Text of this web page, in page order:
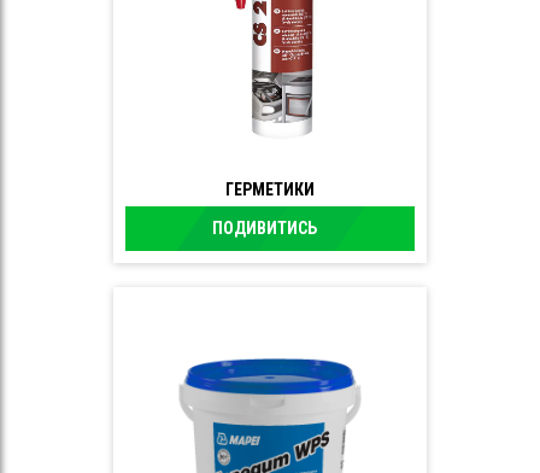
ГЕРМЕТИКИ
ПОДИВИТИСЬ